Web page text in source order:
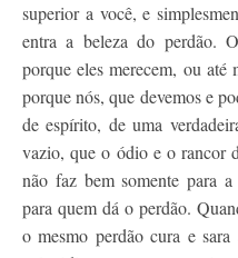
superior a você, e
entra a beleza do perdão.
porque eles merecem, ou até
porque nós, que devemos e
de espírito, de uma
vazio, que o ódio e o rancor
não faz bem somente para
para quem dá o perdão.
o mesmo perdão cura e sara